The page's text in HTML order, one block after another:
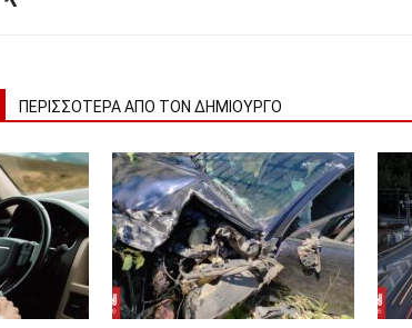
ΠΕΡΙΣΣΟΤΕΡΑ ΑΠΟ ΤΟΝ ΔΗΜΙΟΥΡΓΟ